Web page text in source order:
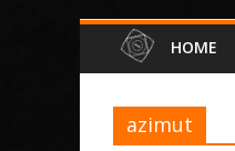
HOME
azimut